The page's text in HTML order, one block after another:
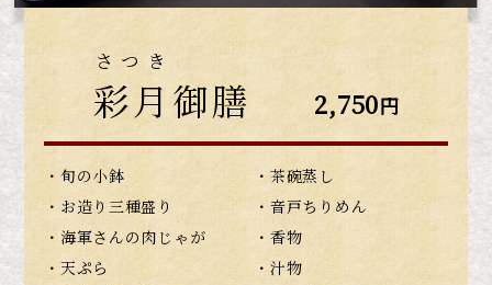
彩月
さつき
御膳 2,750円
・旬の小鉢
・お造り三種盛り
・海軍さんの肉じゃが
・天ぷら
・茶碗蒸し
・音戸ちりめん
・香物
・汁物